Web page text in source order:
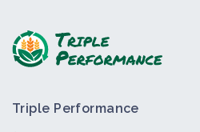
Triple Performance